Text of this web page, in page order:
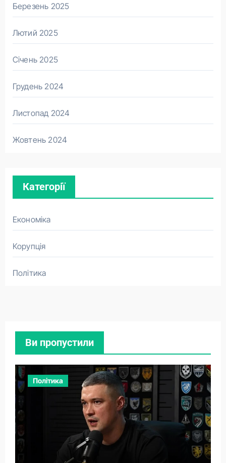
Березень 2025
Лютий 2025
Січень 2025
Грудень 2024
Листопад 2024
Жовтень 2024
Категорії
Економіка
Корупція
Політика
Ви пропустили
Політика